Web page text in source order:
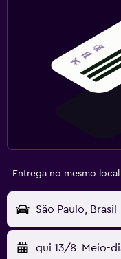
Entrega no mesmo local
São Paulo,
qui 13/8 Meio-